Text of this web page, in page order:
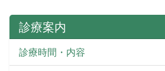
診療案内
診療時間・内容